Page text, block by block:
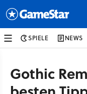
SPIELE NEWS
Gothic